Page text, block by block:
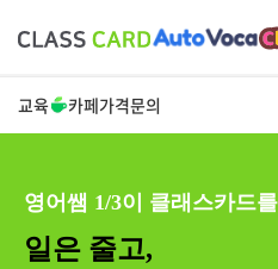
교육 카페가격문의
영어쌤 1/3이 클래스카드
일은 줄고,